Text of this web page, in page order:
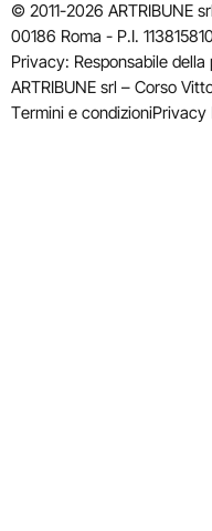
© 2011-2026 ARTRIBUNE
00186 Roma - P.I.
Privacy: Responsabile
ARTRIBUNE srl – Corso
Termini e condizioniPrivacy